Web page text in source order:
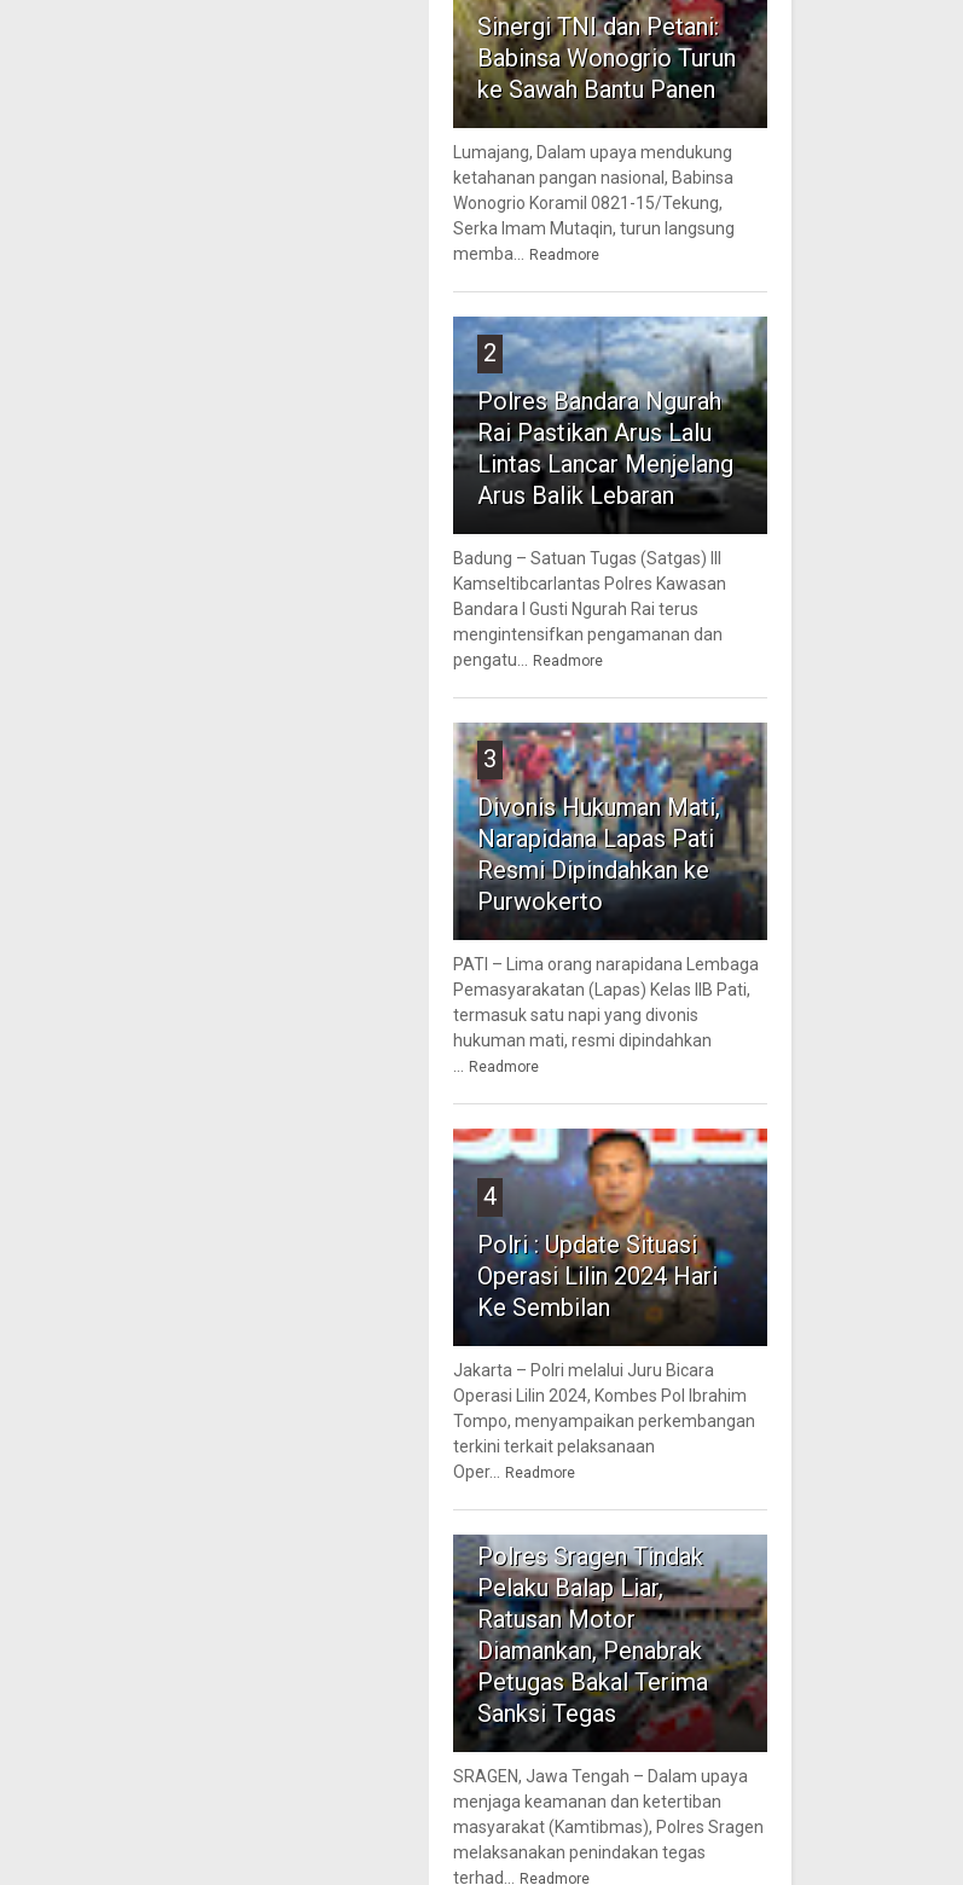
Sinergi TNI dan Petani:
Babinsa Wonogrio Turun
ke Sawah Bantu Panen
Lumajang, Dalam upaya mendukung
ketahanan pangan nasional, Babinsa
Wonogrio Koramil 0821-15/Tekung,
Serka Imam Mutaqin, turun langsung
memba... Readmore
2
Polres Bandara Ngurah
Rai Pastikan Arus Lalu
Lintas Lancar Menjelang
Arus Balik Lebaran
Badung – Satuan Tugas (Satgas) III
Kamseltibcarlantas Polres Kawasan
Bandara I Gusti Ngurah Rai terus
mengintensifkan pengamanan dan
pengatu... Readmore
3
Divonis Hukuman Mati,
Narapidana Lapas Pati
Resmi Dipindahkan ke
Purwokerto
PATI – Lima orang narapidana Lembaga
Pemasyarakatan (Lapas) Kelas IIB Pati,
termasuk satu napi yang divonis
hukuman mati, resmi dipindahkan
... Readmore
4
Polri : Update Situasi
Operasi Lilin 2024 Hari
Ke Sembilan
Jakarta – Polri melalui Juru Bicara
Operasi Lilin 2024, Kombes Pol Ibrahim
Tompo, menyampaikan perkembangan
terkini terkait pelaksanaan
Oper... Readmore
5
Polres Sragen Tindak
Pelaku Balap Liar,
Ratusan Motor
Diamankan, Penabrak
Petugas Bakal Terima
Sanksi Tegas
SRAGEN, Jawa Tengah – Dalam upaya
menjaga keamanan dan ketertiban
masyarakat (Kamtibmas), Polres Sragen
melaksanakan penindakan tegas
terhad... Readmore